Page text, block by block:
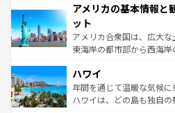
ンツ一覧を参照してほしい
の建物がそのまま残る町や
博物館もあり、アルプス観
ことができる。国民の所得
者向けの交通パス提供の
着のスイス情報は
アメリカの基本情報と
ット
アメリカ合衆国は、広大な
東海岸の都市部から西海
のような巨大都市は、観光
ンメントが詰まった刺激
西部には大自然が広がり
ハワイ
年間を通じて温暖な気候
ハワイは、どの島も独自